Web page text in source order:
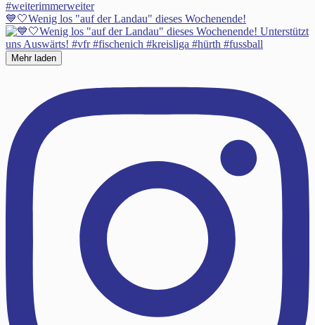
💙🤍Wenig los "auf der Landau" dieses Wochenende!
Mehr laden